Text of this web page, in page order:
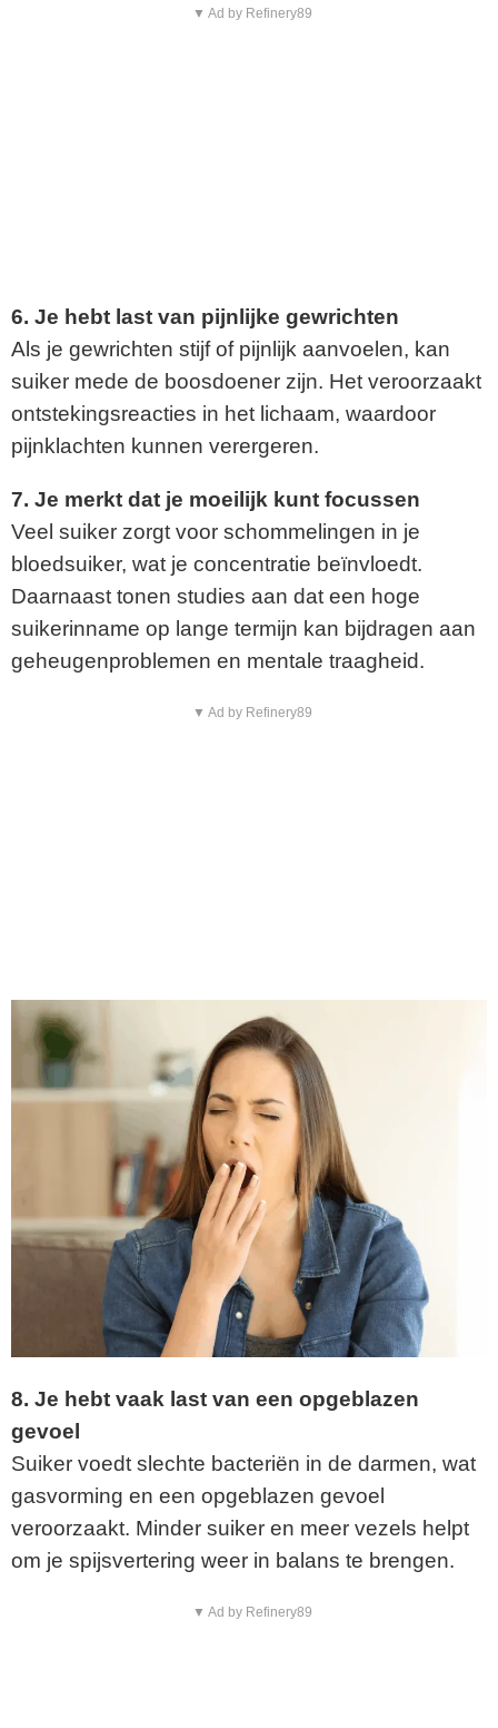
▼ Ad by Refinery89
6. Je hebt last van pijnlijke gewrichten
Als je gewrichten stijf of pijnlijk aanvoelen, kan
suiker mede de boosdoener zijn. Het veroorzaakt
ontstekingsreacties in het lichaam, waardoor
pijnklachten kunnen verergeren.
7. Je merkt dat je moeilijk kunt focussen
Veel suiker zorgt voor schommelingen in je
bloedsuiker, wat je concentratie beïnvloedt.
Daarnaast tonen studies aan dat een hoge
suikerinname op lange termijn kan bijdragen aan
geheugenproblemen en mentale traagheid.
▼ Ad by Refinery89
8. Je hebt vaak last van een opgeblazen
gevoel
Suiker voedt slechte bacteriën in de darmen, wat
gasvorming en een opgeblazen gevoel
veroorzaakt. Minder suiker en meer vezels helpt
om je spijsvertering weer in balans te brengen.
▼ Ad by Refinery89